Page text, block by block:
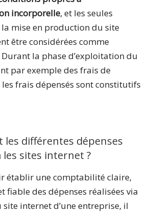
incorporelle, et les seules
mise en production du site
être considérées comme
la phase d’exploitation du
par exemple des frais de
frais dépensés sont constitutifs
les différentes dépenses
les sites internet ?
établir une comptabilité claire,
fiable des dépenses réalisées via
internet d’une entreprise, il